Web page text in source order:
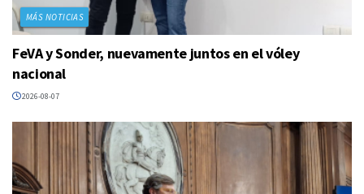
MÁS NOTICIAS
FeVA y Sonder, nuevamente juntos en el vóley
nacional
2026-08-07